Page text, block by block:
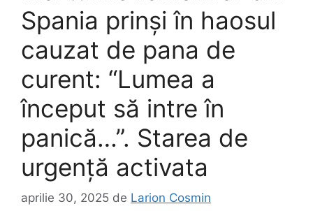
Spania prinși în haosul
cauzat de pana de
curent: “Lumea a
început să intre în
panică…”. Starea de
urgenţă activata
aprilie 30, 2025 de Larion Cosmin